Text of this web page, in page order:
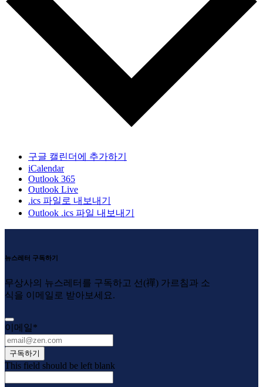
구글 캘린더에 추가하기
iCalendar
Outlook 365
Outlook Live
.ics 파일로 내보내기
Outlook .ics 파일 내보내기
뉴스레터 구독하기
무상사의 뉴스레터를 구독하고 선(禪) 가르침과 소
식을 이메일로 받아보세요.
이메일 *
구독하기
This field should be left blank